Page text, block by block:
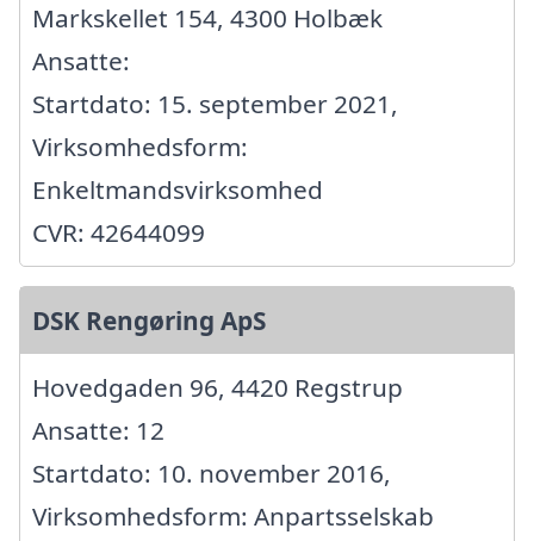
Markskellet 154, 4300 Holbæk
Ansatte:
Startdato: 15. september 2021,
Virksomhedsform:
Enkeltmandsvirksomhed
CVR: 42644099
DSK Rengøring ApS
Hovedgaden 96, 4420 Regstrup
Ansatte: 12
Startdato: 10. november 2016,
Virksomhedsform: Anpartsselskab